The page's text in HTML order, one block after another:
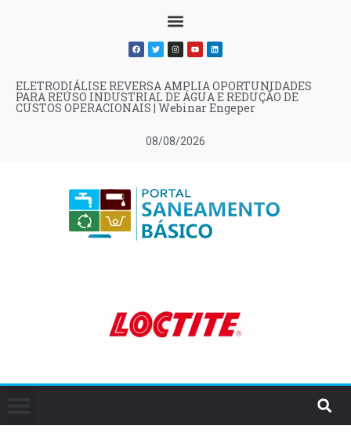
08/08/2026
ELETRODIÁLISE REVERSA AMPLIA OPORTUNIDADES
PARA REÚSO INDUSTRIAL DE ÁGUA E REDUÇÃO DE
CUSTOS OPERACIONAIS | Webinar Engeper